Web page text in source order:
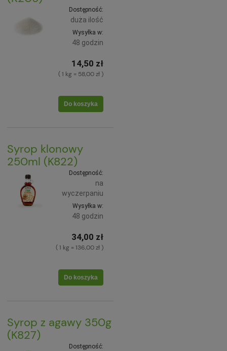
Dostępność:
duża ilość
Wysyłka w:
48 godzin
14,50 zł
( 1 kg = 58,00 zł )
Do koszyka
Syrop klonowy
250ml (K822)
Dostępność:
na
wyczerpaniu
Wysyłka w:
48 godzin
34,00 zł
( 1 kg = 136,00 zł )
Do koszyka
Syrop z agawy 350g
(K827)
Dostępność: